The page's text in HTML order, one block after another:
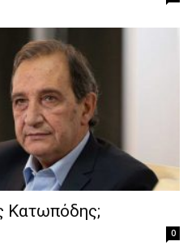
Κατωπόδης;
0